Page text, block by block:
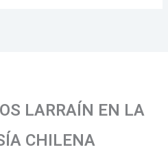
LARRAÍN EN LA
CHILENA